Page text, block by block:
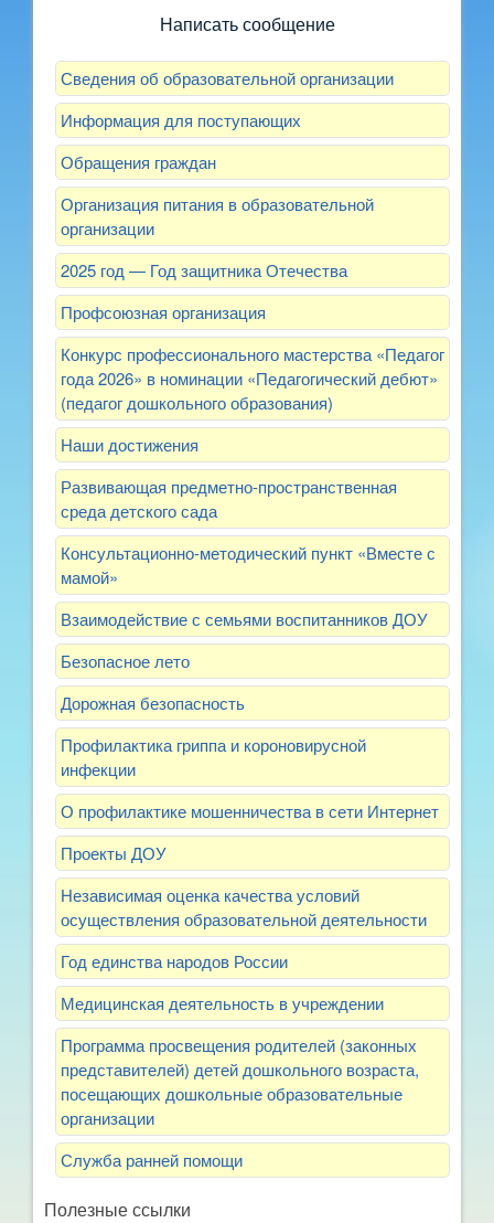
Написать сообщение
Сведения об образовательной организации
Информация для поступающих
Обращения граждан
Организация питания в образовательной
организации
2025 год — Год защитника Отечества
Профсоюзная организация
Конкурс профессионального мастерства «Педагог
года 2026» в номинации «Педагогический дебют»
(педагог дошкольного образования)
Наши достижения
Развивающая предметно-пространственная
среда детского сада
Консультационно-методический пункт «Вместе с
мамой»
Взаимодействие с семьями воспитанников ДОУ
Безопасное лето
Дорожная безопасность
Профилактика гриппа и короновирусной
инфекции
О профилактике мошенничества в сети Интернет
Проекты ДОУ
Независимая оценка качества условий
осуществления образовательной деятельности
Год единства народов России
Медицинская деятельность в учреждении
Программа просвещения родителей (законных
представителей) детей дошкольного возраста,
посещающих дошкольные образовательные
организации
Служба ранней помощи
Полезные ссылки